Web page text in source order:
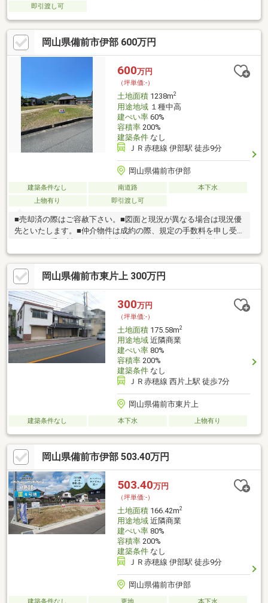
即引渡し可
岡山県備前市伊部 600万円
600万円
（坪単価:-）
土地面積1238m2
用途地域１種中高
建ぺい率60%
容積率200%
建築条件なし
ＪＲ赤穂線 伊部駅 徒歩9分
岡山県備前市伊部
建築条件なし 南道路
本下水
上物有り
即引渡し可
■売却済の際はご容赦下さい。■図面と現況が異なる場合は現況優
先といたします。■仲介物件は成約の際、規定の手数料を申し受
けます。■手数料には別途消費税がかかります。■現状有姿にて引
渡し。（売主契約不適合責任免責）■建物は未登記かつ古家にな
りますので建物評価「0円」とし、建物解体費用相当額を差し引い
た取引とします。■建物解体についは買主の責と費用負担におい
て行うものとする。■地番2119番1の農地転用については買主の責
と費用負担において行うものとする。（2119番3：農地転用許可
済み）■地番2119番1を農地転用した際に下水道受益者負担金が発
生します。（540円/㎡）
岡山県備前市東片上 300万円
300万円
（坪単価:-）
土地面積175.58m2
用途地域近隣商業
建ぺい率80%
容積率200%
建築条件なし
ＪＲ赤穂線 西片上駅 徒歩7分
岡山県備前市東片上
建築条件なし 本下水 上物有り
岡山県備前市伊部 503.40万円
503.40万円
（坪単価:-）
土地面積166.42m2
用途地域近隣商業
建ぺい率80%
容積率200%
建築条件なし
ＪＲ赤穂線 伊部駅 徒歩9分
岡山県備前市伊部